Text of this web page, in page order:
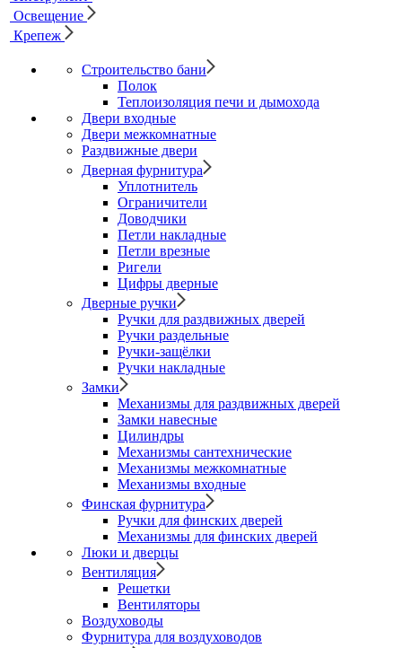
Освещение
Крепеж
Строительство бани
Полок
Теплоизоляция печи и дымохода
Двери входные
Двери межкомнатные
Раздвижные двери
Дверная фурнитура
Уплотнитель
Ограничители
Доводчики
Петли накладные
Петли врезные
Ригели
Цифры дверные
Дверные ручки
Ручки для раздвижных дверей
Ручки раздельные
Ручки-защёлки
Ручки накладные
Замки
Механизмы для раздвижных дверей
Замки навесные
Цилиндры
Механизмы сантехнические
Механизмы межкомнатные
Механизмы входные
Финская фурнитура
Ручки для финских дверей
Механизмы для финских дверей
Люки и дверцы
Вентиляция
Решетки
Вентиляторы
Воздуховоды
Фурнитура для воздуховодов